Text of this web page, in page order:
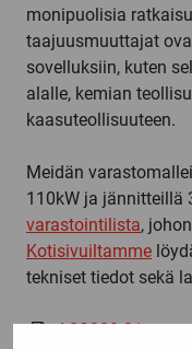
monipuolisia
taajuusmuuttajat
sovelluksiin, kuten
alalle, kemian
kaasuteollisuuteen.
Meidän
110kW ja jännitteillä
varastointilista,
Kotisivuiltamme
tekniset tiedot sekä
Ladattava
ACS880-01